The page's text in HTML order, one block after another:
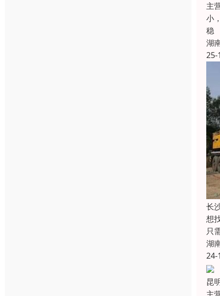
主
小
稳
湖
25-
长
想
只
湖
24-
昆